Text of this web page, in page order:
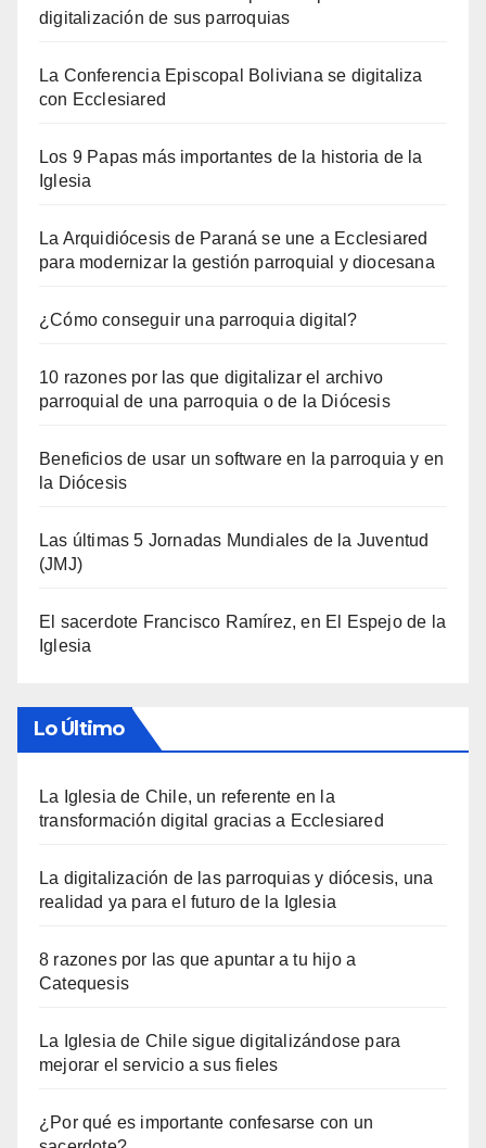
digitalización de sus parroquias
La Conferencia Episcopal Boliviana se digitaliza
con Ecclesiared
Los 9 Papas más importantes de la historia de la
Iglesia
La Arquidiócesis de Paraná se une a Ecclesiared
para modernizar la gestión parroquial y diocesana
¿Cómo conseguir una parroquia digital?
10 razones por las que digitalizar el archivo
parroquial de una parroquia o de la Diócesis
Beneficios de usar un software en la parroquia y en
la Diócesis
Las últimas 5 Jornadas Mundiales de la Juventud
(JMJ)
El sacerdote Francisco Ramírez, en El Espejo de la
Iglesia
Lo Último
La Iglesia de Chile, un referente en la
transformación digital gracias a Ecclesiared
La digitalización de las parroquias y diócesis, una
realidad ya para el futuro de la Iglesia
8 razones por las que apuntar a tu hijo a
Catequesis
La Iglesia de Chile sigue digitalizándose para
mejorar el servicio a sus fieles
¿Por qué es importante confesarse con un